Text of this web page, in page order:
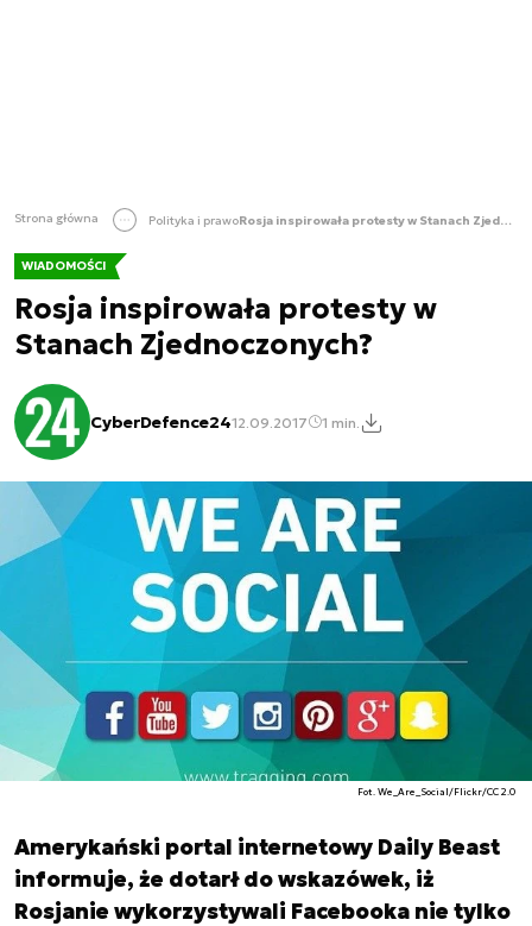
Strona główna Polityka i prawo Rosja inspirowała protesty w Stanach Zjednoczonych?
WIADOMOŚCI
Rosja inspirowała protesty w
Stanach Zjednoczonych?
CyberDefence2412.09.2017 1 min.
Fot. We_Are_Social/Flickr/CC 2.0
Amerykański portal internetowy Daily Beast
informuje, że dotarł do wskazówek, iż
Rosjanie wykorzystywali Facebooka nie tylko